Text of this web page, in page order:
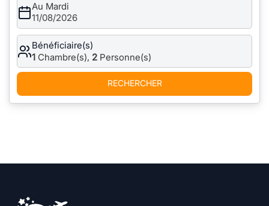
Au Mardi
11/08/2026
Bénéficiaire(s)
1 Chambre(s), 2 Personne(s)
RECHERCHER